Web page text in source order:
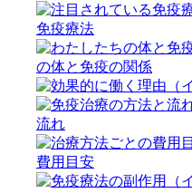
免疫療法
の体と免疫の関係
流れ
費用目安